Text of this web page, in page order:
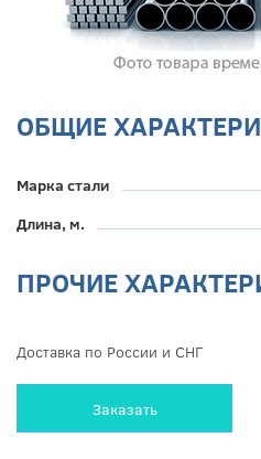
ОБЩИЕ
Марка стали
Длина, м.
ПРОЧИЕ
Доставка по России и СНГ
Заказать